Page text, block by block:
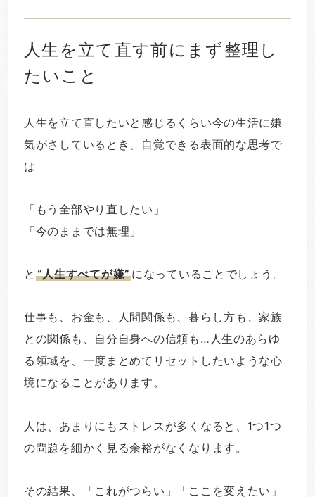
人生を立て直す前にまず整理し
たいこと
人生を立て直したいと感じるくらい今の生活に嫌
気がさしているとき、自覚できる表面的な思考で
は
「もう全部やり直したい」
「今のままでは無理」
と “人生すべてが嫌”になっていることでしょう。
仕事も、お金も、人間関係も、暮らし方も、家族
との関係も、自分自身への信頼も…人生のあらゆ
る領域を、一度まとめてリセットしたいような心
境になることがあります。
人は、あまりにもストレスが多くなると、1つ1つ
の問題を細かく見る余裕がなくなります。
その結果、「これがつらい」「ここを変えたい」